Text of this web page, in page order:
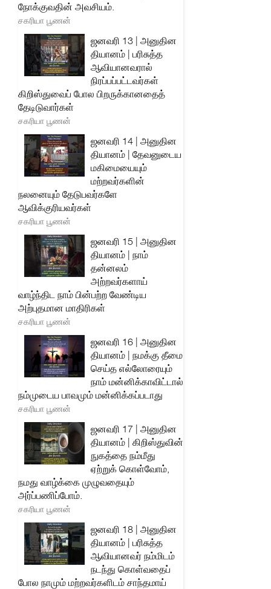
நோக்குவதின் அவசியம்.
சகரியா பூணன்
ஜனவரி 13 | அனுதின
தியானம் | பரிசுத்த
ஆவியானவரால்
நிரப்பப்பட்டவர்கள்
கிறிஸ்துவைப் போல பிறருக்கானதைத்
தேடிடுவார்கள்
சகரியா பூணன்
ஜனவரி 14 | அனுதின
தியானம் | தேவனுடைய
மகிமையையும்
மற்றவர்களின்
நலனையும் தேடுபவர்களே
ஆவிக்குரியவர்கள்
சகரியா பூணன்
ஜனவரி 15 | அனுதின
தியானம் | நாம்
தன்னலம்
அற்றவர்களாய்
வாழ்ந்திட நாம் பின்பற்ற வேண்டிய
அற்புதமான மாதிரிகள்
சகரியா பூணன்
ஜனவரி 16 | அனுதின
தியானம் | நமக்கு தீமை
செய்த எல்லோரையும்
நாம் மன்னிக்காவிட்டால்
நம்முடைய பாவமும் மன்னிக்கப்படாது
சகரியா பூணன்
ஜனவரி 17 | அனுதின
தியானம் | கிறிஸ்துவின்
நுகத்தை நம்மீது
ஏற்றுக் கொள்வோம்,
நமது வாழ்க்கை முழுவதையும்
அர்ப்பணிப்போம்.
சகரியா பூணன்
ஜனவரி 18 | அனுதின
தியானம் | பரிசுத்த
ஆவியானவர் நம்மிடம்
நடந்து கொள்வதைப்
போல நாமும் மற்றவர்களிடம் சாந்தமாய்